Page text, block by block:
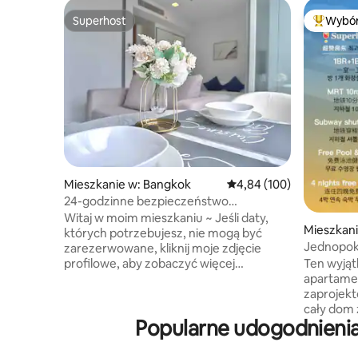
Superhost
Superhost
Mieszkanie w: Bangkok Średnia ocena: 4,84 na
4,84 (100)
24-godzinne bezpieczeństwo
Pięciogwiazdkowe apartamenty wysokiej
klasy / Sukhumvit Road Bangkok
Centrum / W pobliżu Wielkiej
Pięciostronnej Pagody / 21 Terminal
Witaj w moim mieszkaniu ~ Jeśli daty,
których potrzebujesz, nie mogą być
zarezerwowane, kliknij moje zdjęcie
profilowe, aby zobaczyć więcej
Sukhumvit⭐️ Soi 11 24h Security/One
person one card access Sukhumvit Soi 11
centrum
widok na
dzielnica
transport
siłownia
Ten
cały
1
Popularne